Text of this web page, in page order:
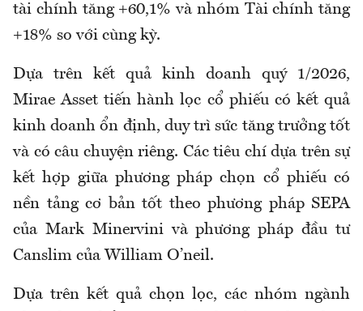
tài chính tăng +60,1% và nhóm Tài chính tăng
+18% so với cùng kỳ.
Dựa trên kết quả kinh doanh quý 1/2026,
Mirae Asset tiến hành lọc cổ phiếu có kết quả
kinh doanh ổn định, duy trì sức tăng trưởng tốt
và có câu chuyện riêng. Các tiêu chí dựa trên sự
kết hợp giữa phương pháp chọn cổ phiếu có
nền tảng cơ bản tốt theo phương pháp SEPA
của Mark Minervini và phương pháp đầu tư
Canslim của William O’neil.
Dựa trên kết quả chọn lọc, các nhóm ngành